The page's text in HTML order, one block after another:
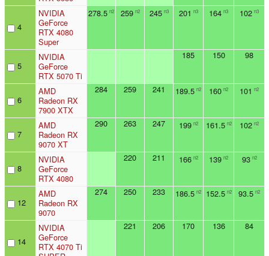
4
NVIDIA
GeForce
RTX 4080
Super
278.5 n2 259 n2 245 n3 201 n3 164 n3 102 n3
5
NVIDIA
GeForce
RTX 5070 Ti
185 150 98
6
AMD
Radeon RX
7900 XTX
284 259 241 189.5 n2 160 n2 101 n2
7
AMD
Radeon RX
9070 XT
290 263 247 199 n2 161.5 n2 102 n2
8
NVIDIA
GeForce
RTX 4080
220 211 166 n2 139 n2 93 n2
12
AMD
Radeon RX
9070
274 250 233 186.5 n2 152.5 n2 93.5 n2
14
NVIDIA
GeForce
RTX 4070 Ti
221 206 170 136 84